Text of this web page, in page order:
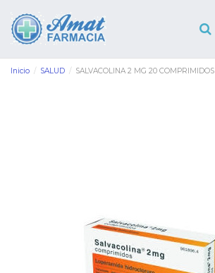
Inicio SALUD SALVACOLINA 2 MG 20 COMPRIMIDOS